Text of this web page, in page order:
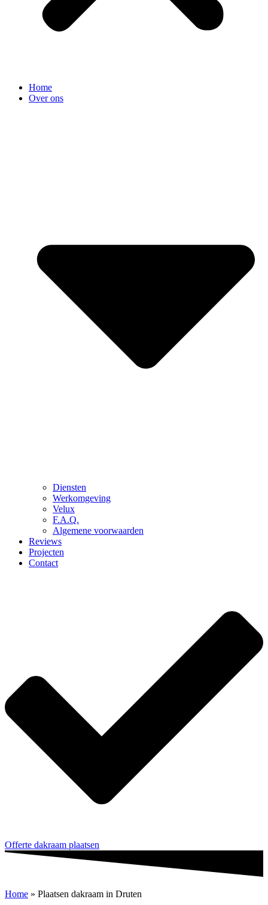
Home
Over ons
Diensten
Werkomgeving
Velux
F.A.Q.
Algemene voorwaarden
Reviews
Projecten
Contact
Offerte dakraam plaatsen
Home » Plaatsen dakraam in Druten